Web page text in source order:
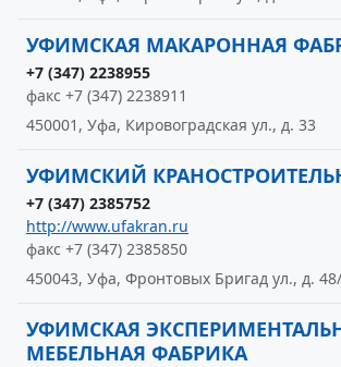
УФИМСКАЯ МАКАРОННАЯ
+7 (347) 2238955
факс +7 (347) 2238911
450001, Уфа, Кировоградская ул., д. 33
УФИМСКИЙ
+7 (347) 2385752
http://www.ufakran.ru
факс +7 (347) 2385850
450043, Уфа, Фронтовых Бригад ул., д.
УФИМСКАЯ
МЕБЕЛЬНАЯ ФАБРИКА